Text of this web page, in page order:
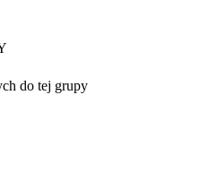
do tej grupy